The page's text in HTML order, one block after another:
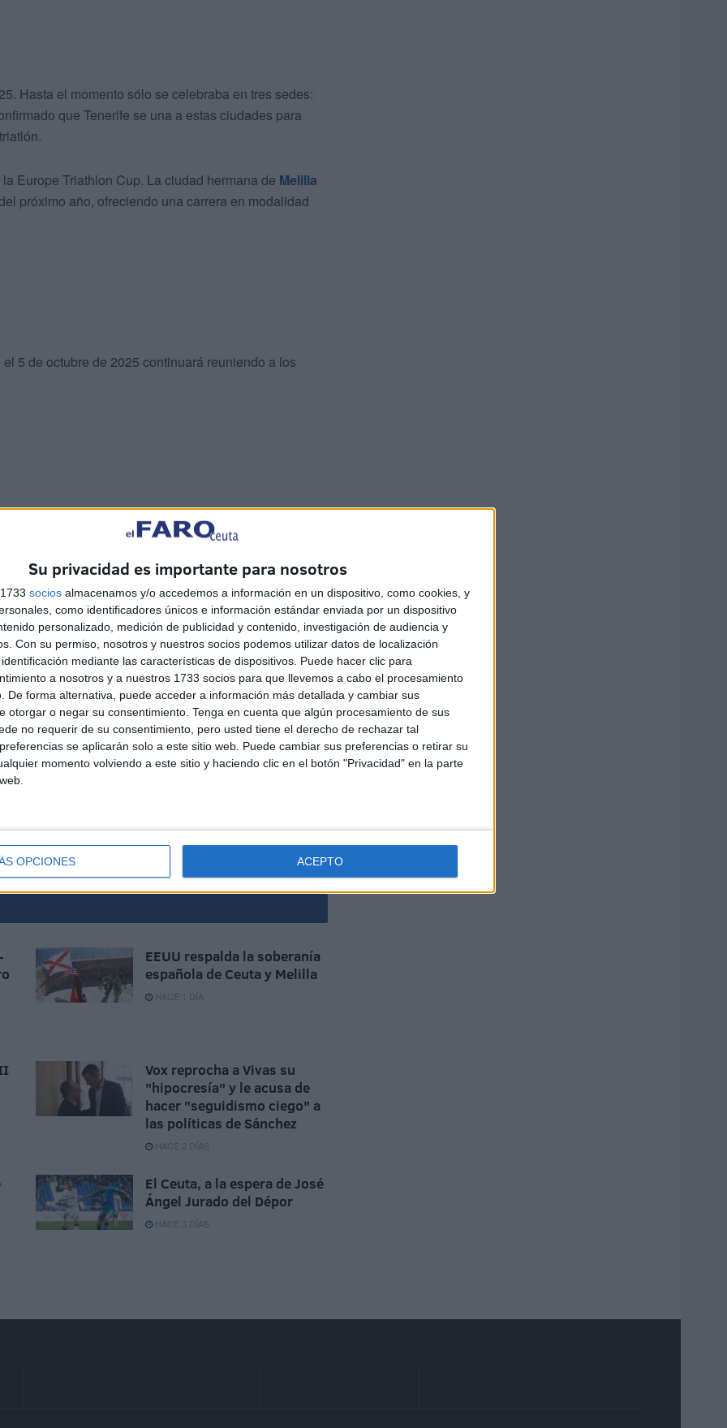
Su privacidad es importante para nosotros
socios almacenamos y/o accedemos a información en un dispositivo, como cookies, y
como identificadores únicos e información estándar enviada por un dispositivo
personalizado, medición de publicidad y contenido, investigación de audiencia y
Con su permiso, nosotros y nuestros socios podemos utilizar datos de localización
mediante las características de dispositivos. Puede hacer clic para
a nosotros y a nuestros 1733 socios para que llevemos a cabo el procesamiento
De forma alternativa, puede acceder a información más detallada y cambiar sus
otorgar o negar su consentimiento. Tenga en cuenta que algún procesamiento de sus
no requerir de su consentimiento, pero usted tiene el derecho de rechazar tal
se aplicarán solo a este sitio web. Puede cambiar sus preferencias o retirar su
momento volviendo a este sitio y haciendo clic en el botón "Privacidad" en la parte
OPCIONES ACEPTO
Hasta el momento sólo se celebraba en tres sedes:
que Tenerife se una a estas ciudades para
Europe Triathlon Cup. La ciudad hermana de Melilla
próximo año, ofreciendo una carrera en modalidad
5 de octubre de 2025 continuará reuniendo a los
, todavía no se sabe la fecha pero la organización si ha
de este europeo, también en la modalidad de sprint.
de triatlón en acuatlón será Pamplona que será
disciplina: el campeonato de aquatlón se disputará el
campeonato de media distancia y aquabike.
el 5 de octubre de 2025. Los aficionados ya
de estas características en la ciudad autónoma,
del centro de la ciudad.
EEUU respalda la soberanía
española de Ceuta y Melilla
HACE 1 DÍA
Vox reprocha a Vivas su
"hipocresía" y le acusa de
hacer "seguidismo ciego" a
las políticas de Sánchez
HACE 2 DÍAS
El Ceuta, a la espera de José
Ángel Jurado del Dépor
HACE 3 DÍAS